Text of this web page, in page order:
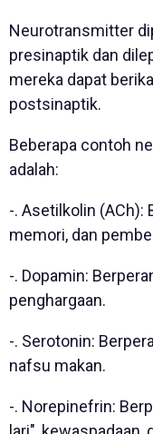
Neurotransmitter
presinaptik dan
mereka dapat
postsinaptik.
Beberapa contoh
adalah:
-. Asetilkolin (ACh):
memori, dan
-. Dopamin:
penghargaan.
-. Serotonin:
nafsu makan.
-. Norepinefrin: